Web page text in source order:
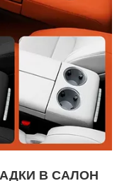
В САЛОН